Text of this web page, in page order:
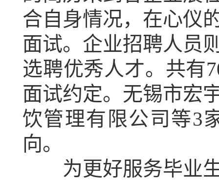
合自身情况，在心仪
面试。企业招聘人员
选聘优秀人才。共有
面试约定。无锡市宏
饮管理有限公司等3
向。
为更好服务毕业生